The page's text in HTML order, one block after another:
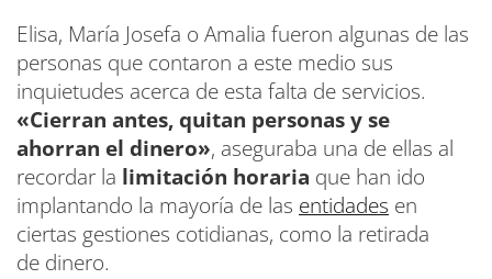
Elisa, María Josefa o Amalia fueron algunas de las
personas que contaron a este medio sus
inquietudes acerca de esta falta de servicios.
«Cierran antes, quitan personas y se
ahorran el dinero», aseguraba una de ellas al
recordar la limitación horaria que han ido
implantando la mayoría de las entidades en
ciertas gestiones cotidianas, como la retirada
de dinero.